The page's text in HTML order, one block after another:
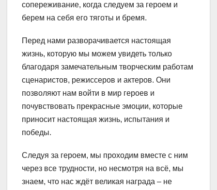
сопереживание, когда следуем за героем и
берем на себя его тяготы и бремя.
Перед нами разворачивается настоящая
жизнь, которую мы можем увидеть только
благодаря замечательным творческим работам
сценаристов, режиссеров и актеров. Они
позволяют нам войти в мир героев и
почувствовать прекрасные эмоции, которые
приносит настоящая жизнь, испытания и
победы.
Следуя за героем, мы проходим вместе с ним
через все трудности, но несмотря на всё, мы
знаем, что нас ждёт великая награда – не